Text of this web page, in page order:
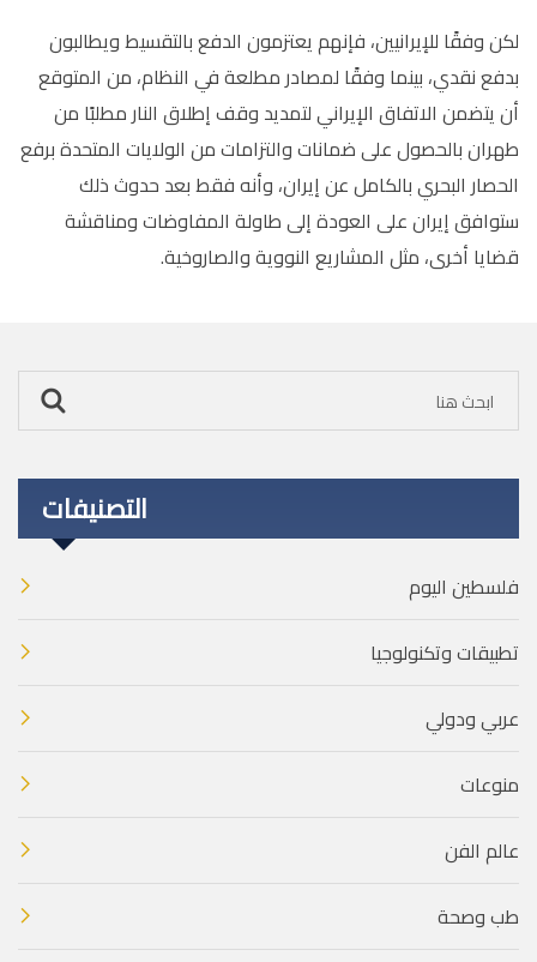
لكن وفقًا للإيرانيين، فإنهم يعتزمون الدفع بالتقسيط ويطالبون
بدفع نقدي، بينما وفقًا لمصادر مطلعة في النظام، من المتوقع
أن يتضمن الاتفاق الإيراني لتمديد وقف إطلاق النار مطلبًا من
طهران بالحصول على ضمانات والتزامات من الولايات المتحدة برفع
الحصار البحري بالكامل عن إيران، وأنه فقط بعد حدوث ذلك
ستوافق إيران على العودة إلى طاولة المفاوضات ومناقشة
قضايا أخرى، مثل المشاريع النووية والصاروخية.
التصنيفات
فلسطين اليوم
تطبيقات وتكنولوجيا
عربي ودولي
منوعات
عالم الفن
طب وصحة